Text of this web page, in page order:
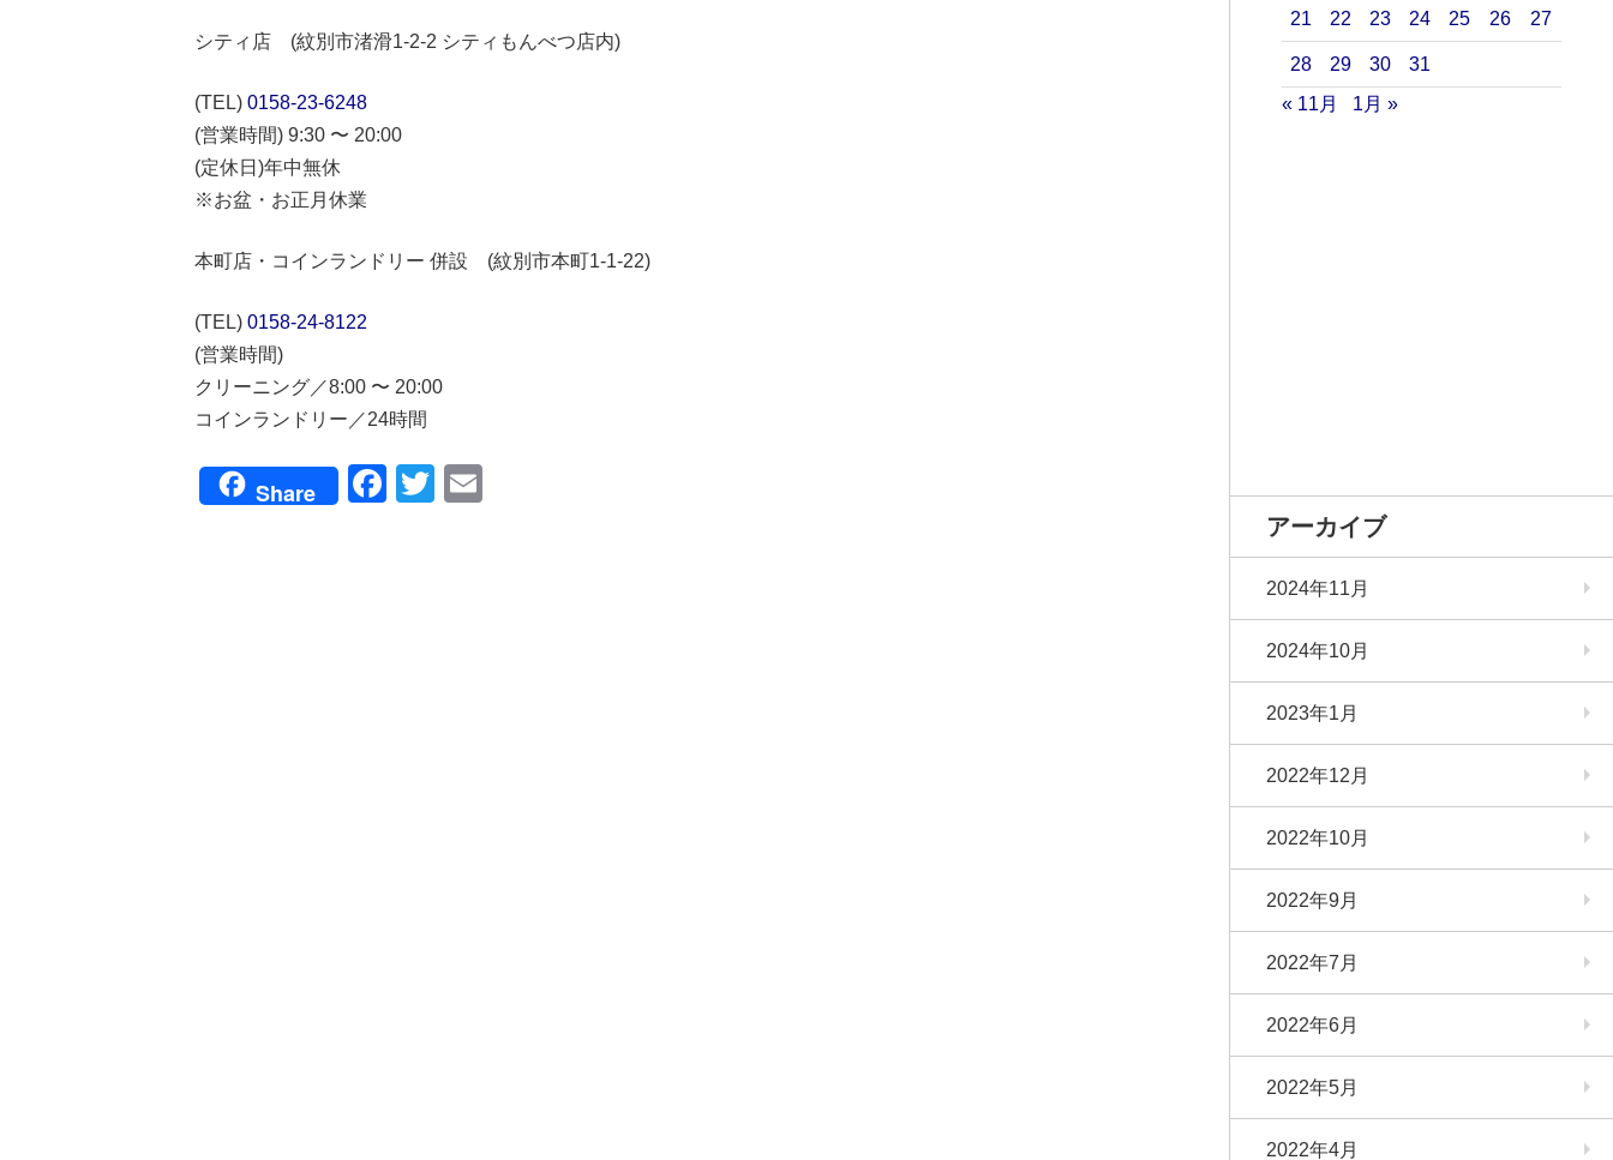
シティ店 (紋別市渚滑1-2-2 シティもんべつ店内)
(TEL) 0158-23-6248
(営業時間) 9:30 〜 20:00
(定休日)年中無休
※お盆・お正月休業
本町店・コインランドリー 併設 (紋別市本町1-1-22)
(TEL) 0158-24-8122
(営業時間)
クリーニング／8:00 〜 20:00
コインランドリー／24時間
Share Facebook
Twitter
21 22 23 24 25 26 27
28 29 30
31
« 11月
1月 »
アーカイブ
2024年11月
2024年10月
2023年1月
2022年12月
2022年10月
2022年9月
2022年7月
2022年6月
2022年5月
2022年4月